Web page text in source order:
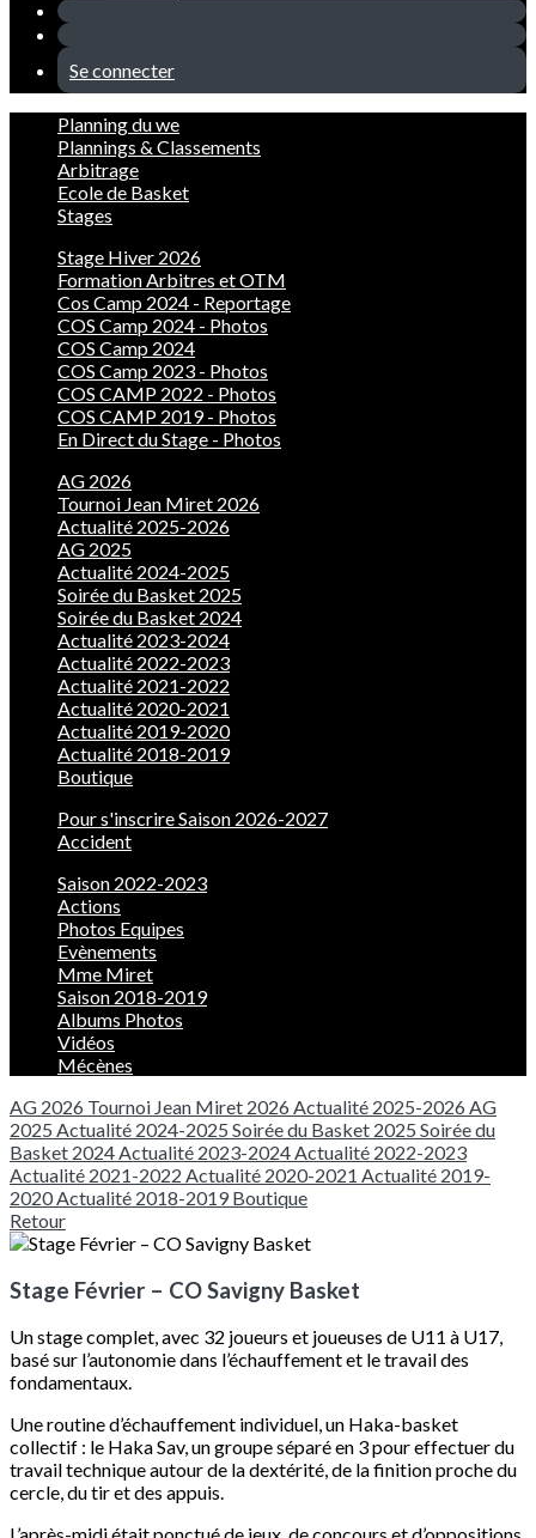
Se connecter
Planning du we
Plannings & Classements
Arbitrage
Ecole de Basket
Stages
Stage Hiver 2026
Formation Arbitres et OTM
Cos Camp 2024 - Reportage
COS Camp 2024 - Photos
COS Camp 2024
COS Camp 2023 - Photos
COS CAMP 2022 - Photos
COS CAMP 2019 - Photos
En Direct du Stage - Photos
AG 2026
Tournoi Jean Miret 2026
Actualité 2025-2026
AG 2025
Actualité 2024-2025
Soirée du Basket 2025
Soirée du Basket 2024
Actualité 2023-2024
Actualité 2022-2023
Actualité 2021-2022
Actualité 2020-2021
Actualité 2019-2020
Actualité 2018-2019
Boutique
Pour s'inscrire Saison 2026-2027
Accident
Saison 2022-2023
Actions
Photos Equipes
Evènements
Mme Miret
Saison 2018-2019
Albums Photos
Vidéos
Mécènes
AG 2026 Tournoi Jean Miret 2026 Actualité 2025-2026 AG
2025 Actualité 2024-2025 Soirée du Basket 2025 Soirée du
Basket 2024Actualité 2023-2024Actualité 2022-2023
Actualité 2021-2022 Actualité 2020-2021 Actualité 2019-
2020Actualité 2018-2019 Boutique
Retour
Stage Février – CO Savigny Basket
Un stage complet, avec 32 joueurs et joueuses de U11 à U17,
basé sur l’autonomie dans l’échauffement et le travail des
fondamentaux.
Une routine d’échauffement individuel, un Haka-basket
collectif : le Haka Sav, un groupe séparé en 3 pour effectuer du
travail technique autour de la dextérité, de la finition proche du
cercle, du tir et des appuis.